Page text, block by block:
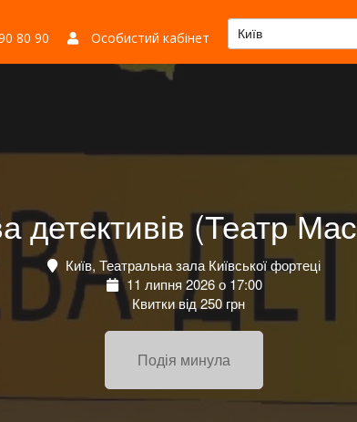
80 90 Особистий кабінет Київ
детективів (Театр
Київ, Театральна зала Київської фортеці
11 липня 2026 о 17:00
Квитки від 250 грн
Подія минула